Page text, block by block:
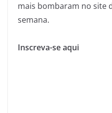
mais bombaram no site
semana.
Inscreva-se aqui